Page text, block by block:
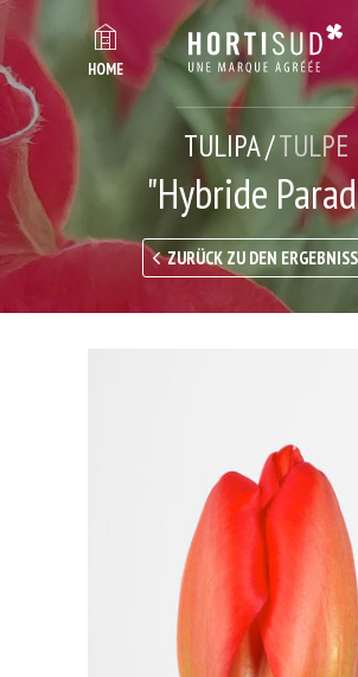
HOME
TULIPA /TULPE
"Hybride
ZURÜCK ZU DEN